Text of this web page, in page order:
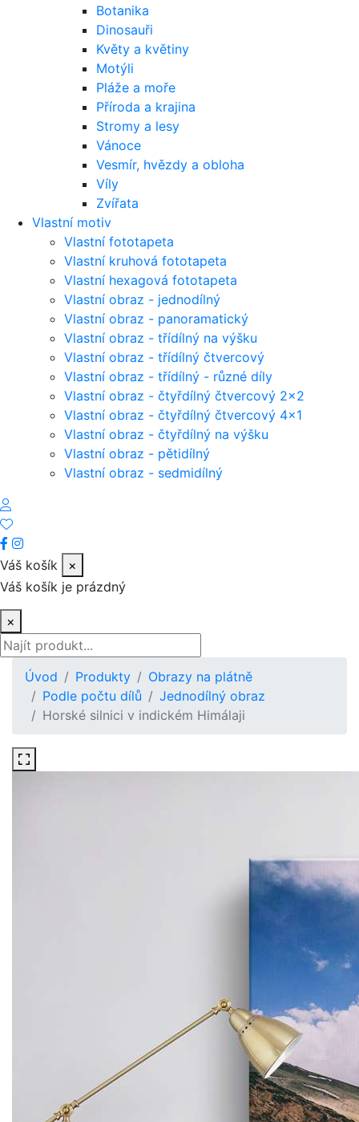
Botanika
Dinosauři
Květy a květiny
Motýli
Pláže a moře
Příroda a krajina
Stromy a lesy
Vánoce
Vesmír, hvězdy a obloha
Víly
Zvířata
Vlastní motiv
Vlastní fototapeta
Vlastní kruhová fototapeta
Vlastní hexagová fototapeta
Vlastní obraz - jednodílný
Vlastní obraz - panoramatický
Vlastní obraz - třídílný na výšku
Vlastní obraz - třídílný čtvercový
Vlastní obraz - třídílný - různé díly
Vlastní obraz - čtyřdílný čtvercový 2x2
Vlastní obraz - čtyřdílný čtvercový 4x1
Vlastní obraz - čtyřdílný na výšku
Vlastní obraz - pětidílný
Vlastní obraz - sedmidílný
Váš košík
×
Váš košík je prázdný
×
Úvod Produkty
Obrazy na plátně
Podle počtu dílů
Jednodílný obraz
Horské silnici v indickém Himálaji